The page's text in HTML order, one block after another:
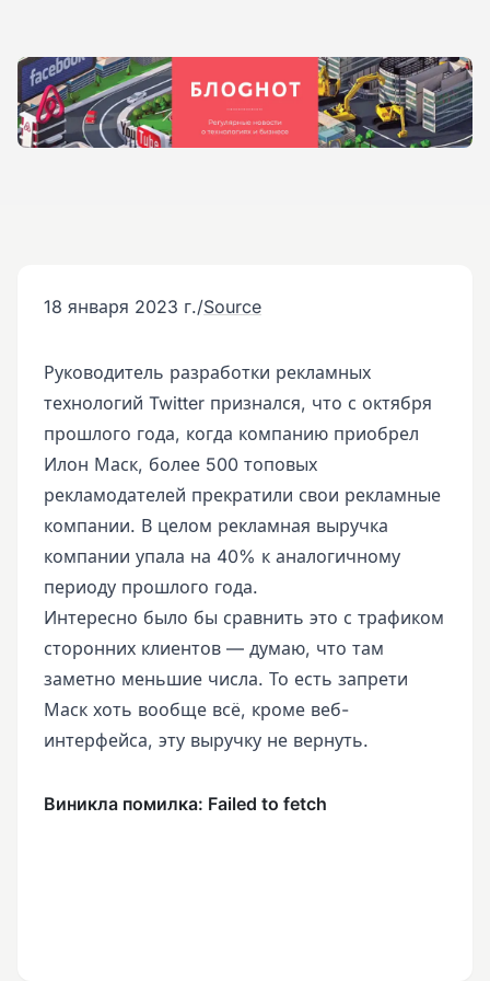
18 января 2023 г./Source
Руководитель разработки рекламных
технологий Twitter признался, что с октября
прошлого года, когда компанию приобрел
Илон Маск, более 500 топовых
рекламодателей прекратили свои рекламные
компании. В целом рекламная выручка
компании упала на 40% к аналогичному
периоду прошлого года.
Интересно было бы сравнить это с трафиком
сторонних клиентов — думаю, что там
заметно меньшие числа. То есть запрети
Маск хоть вообще всё, кроме веб-
интерфейса, эту выручку не вернуть.